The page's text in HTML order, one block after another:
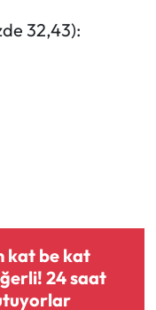
32,43):
kat be kat
24 saat